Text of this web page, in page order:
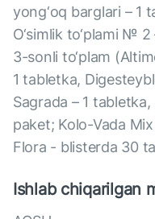
yong‘oq barglari – 1
O‘simlik to‘plami №
3-sonli to‘plam
1 tabletka,
Sagrada – 1
paket; Kolo-Vada
Flora - blisterda 30
Ishlab chiqarilgan